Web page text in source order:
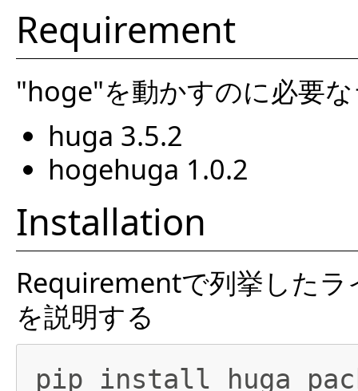
Requirement
"hoge"を動かすのに必要
huga 3.5.2
hogehuga 1.0.2
Installation
Requirementで列挙した
を説明する